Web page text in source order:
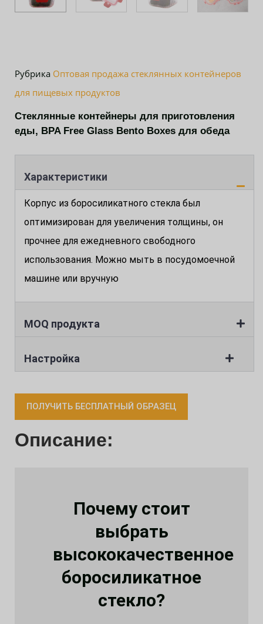
Рубрика Оптовая продажа стеклянных контейнеров
для пищевых продуктов
Стеклянные контейнеры для приготовления
еды, BPA Free Glass Bento Boxes для обеда
Характеристики
Корпус из боросиликатного стекла был
оптимизирован для увеличения толщины, он
прочнее для ежедневного свободного
использования. Можно мыть в посудомоечной
машине или вручную
MOQ продукта
Настройка
ПОЛУЧИТЬ БЕСПЛАТНЫЙ ОБРАЗЕЦ
Описание:
Почему стоит
выбрать
высококачественное
боросиликатное
стекло?